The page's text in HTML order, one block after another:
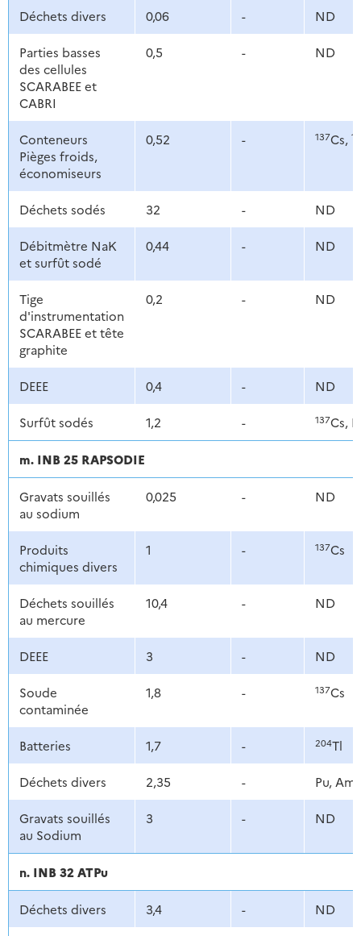
Déchets divers 0,06 - ND
Parties basses
des cellules
SCARABEE et
CABRI
0,5 - ND
Conteneurs
Pièges froids,
économiseurs
0,52 - 137Cs,
Déchets sodés 32 - ND
Débitmètre NaK
et surfût sodé
0,44 - ND
Tige
d'instrumentation
SCARABEE et tête
graphite
0,2 - ND
DEEE 0,4 - ND
Surfût sodés 1,2 - 137Cs,
m. INB 25 RAPSODIE
Gravats souillés
au sodium
0,025 - ND
Produits
chimiques divers
1 - 137Cs
Déchets souillés
au mercure
10,4 - ND
DEEE 3 - ND
Soude
contaminée
1,8 - 137Cs
Batteries 1,7 - 204Tl
Déchets divers 2,35 - Pu, Am
Gravats souillés
au Sodium
3 - ND
n. INB 32 ATPu
Déchets divers 3,4 - ND